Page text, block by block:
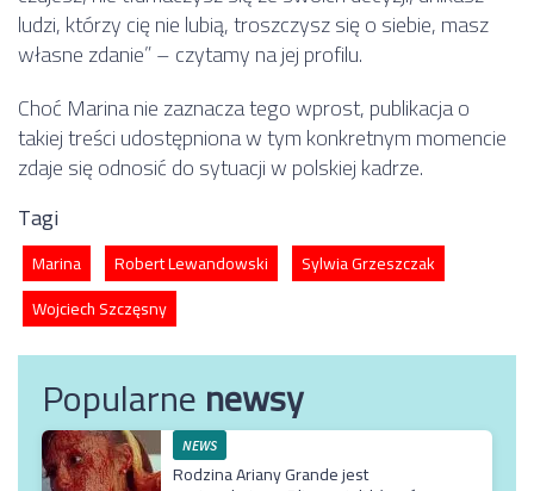
ludzi, którzy cię nie lubią, troszczysz się o siebie, masz
własne zdanie” – czytamy na jej profilu.
Choć Marina nie zaznacza tego wprost, publikacja o
takiej treści udostępniona w tym konkretnym momencie
zdaje się odnosić do sytuacji w polskiej kadrze.
Tagi
Marina Robert Lewandowski
Sylwia Grzeszczak
Wojciech Szczęsny
Popularnenewsy
NEWS
Rodzina Ariany Grande jest